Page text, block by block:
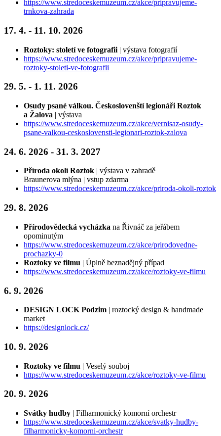
https://www.stredoceskemuzeum.cz/akce/pripravujeme-
trnkova-zahrada
17. 4. - 11. 10. 2026
Roztoky: století ve fotografii | výstava fotografií
https://www.stredoceskemuzeum.cz/akce/pripravujeme-
roztoky-stoleti-ve-fotografii
29. 5. - 1. 11. 2026
Osudy psané válkou. Českoslovenští legionáři Roztok
a Žalova | výstava
https://www.stredoceskemuzeum.cz/akce/vernisaz-osudy-
psane-valkou-ceskoslovensti-legionari-roztok-zalova
24. 6. 2026 - 31. 3. 2027
Příroda okolí Roztok | výstava v zahradě
Braunerova mlýna | vstup zdarma
https://www.stredoceskemuzeum.cz/akce/priroda-okoli-roztok
29. 8. 2026
Přírodovědecká vycházka na Řivnáč za jeřábem
opominutým
https://www.stredoceskemuzeum.cz/akce/prirodovedne-
prochazky-0
Roztoky ve filmu | Úplně beznadějný případ
https://www.stredoceskemuzeum.cz/akce/roztoky-ve-filmu
6. 9. 2026
DESIGN LOCK Podzim | roztocký design & handmade
market
https://designlock.cz/
10. 9. 2026
Roztoky ve filmu | Veselý souboj
https://www.stredoceskemuzeum.cz/akce/roztoky-ve-filmu
20. 9. 2026
Svátky hudby | Filharmonický komorní orchestr
https://www.stredoceskemuzeum.cz/akce/svatky-hudby-
filharmonicky-komorni-orchestr